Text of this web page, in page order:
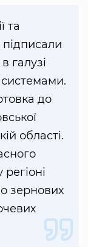
та
галузі
до
області.
зернових